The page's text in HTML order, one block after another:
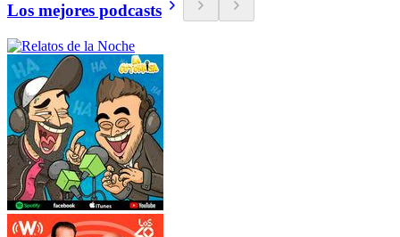
Los mejores podcasts